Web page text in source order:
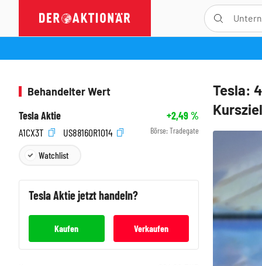
Tesla:
Behandelter Wert
Tesla Aktie
+2,49%
A1CX3T
US88160R1014 Börse: Tradegate
Watchlist
TeslaAktie jetzt handeln?
Kaufen Verkaufen